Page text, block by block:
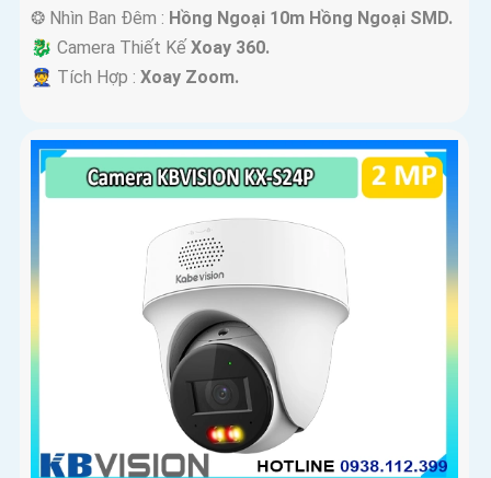
❂ Nhìn Ban Đêm : Hồng Ngoại 10m Hồng Ngoại SMD.
🐉️ Camera Thiết Kế Xoay 360.
️👮 Tích Hợp : Xoay Zoom.